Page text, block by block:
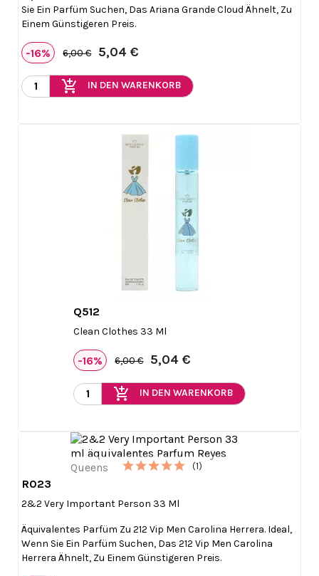
Sie Ein Parfüm Suchen, Das Ariana Grande Cloud Ähnelt, Zu
Einem Günstigeren Preis.
-16% 6,00 € 5,04 €
add_shopping_cart IN DEN WARENKORB
Q512
Clean Clothes 33 Ml
-16% 6,00 € 5,04 €
add_shopping_cart IN DEN WARENKORB
R023
2&2 Very Important Person 33 Ml
Äquivalentes Parfüm Zu 212 Vip Men Carolina Herrera. Ideal,
Wenn Sie Ein Parfüm Suchen, Das 212 Vip Men Carolina
Herrera Ähnelt, Zu Einem Günstigeren Preis.
(1)